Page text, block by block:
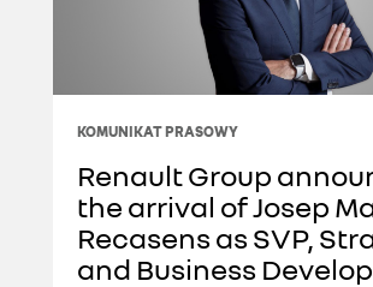
KOMUNIKAT PRASOWY
Renault Group
the arrival of Josep
Recasens as SVP,
and Business